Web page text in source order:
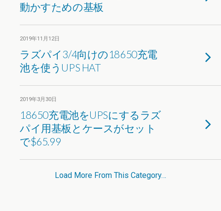
動かすための基板
2019年11月12日
ラズパイ3/4向けの18650充電
池を使うUPS HAT
2019年3月30日
18650充電池をUPSにするラズ
パイ用基板とケースがセット
で$65.99
Load More From This Category…